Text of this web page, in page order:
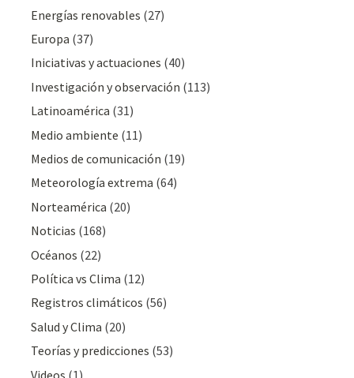
Energías renovables (27)
Europa (37)
Iniciativas y actuaciones (40)
Investigación y observación (113)
Latinoamérica (31)
Medio ambiente (11)
Medios de comunicación (19)
Meteorologí­a extrema (64)
Norteamérica (20)
Noticias (168)
Océanos (22)
Polí­tica vs Clima (12)
Registros climáticos (56)
Salud y Clima (20)
Teorías y predicciones (53)
Videos (1)